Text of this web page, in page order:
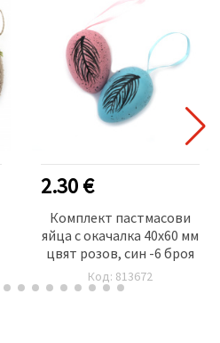
2.30 €
Комплект пастмасови
яйца с окачалка 40x60 мм
цвят розов, син -6 броя
Код: 813672